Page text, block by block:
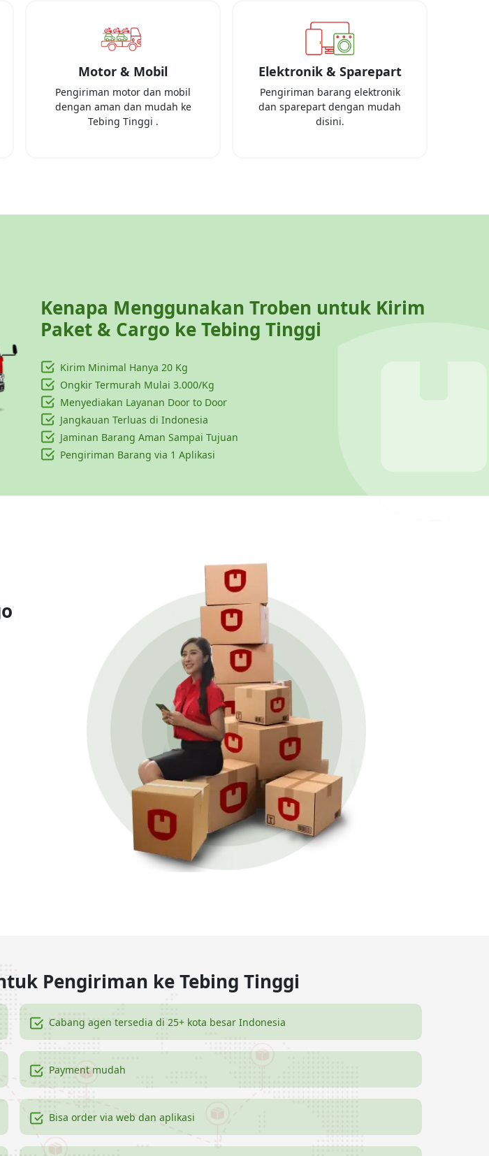
Motor & Mobil
Pengiriman motor dan mobil
dengan aman dan mudah ke
Tebing Tinggi .
Elektronik & Sparepart
Pengiriman barang elektronik
dan sparepart dengan mudah
disini.
Kenapa Menggunakan Troben untuk Kirim
Paket & Cargo keTebing Tinggi
Kirim Minimal Hanya 20 Kg
Ongkir Termurah Mulai 3.000/Kg
Menyediakan Layanan Door to Door
Jangkauan Terluas di Indonesia
Jaminan Barang Aman Sampai Tujuan
Pengiriman Barang via 1 Aplikasi
Pengiriman ke Tebing Tinggi
Cabang agen tersedia di 25+ kota besar Indonesia
Payment mudah
Bisa order via web dan aplikasi